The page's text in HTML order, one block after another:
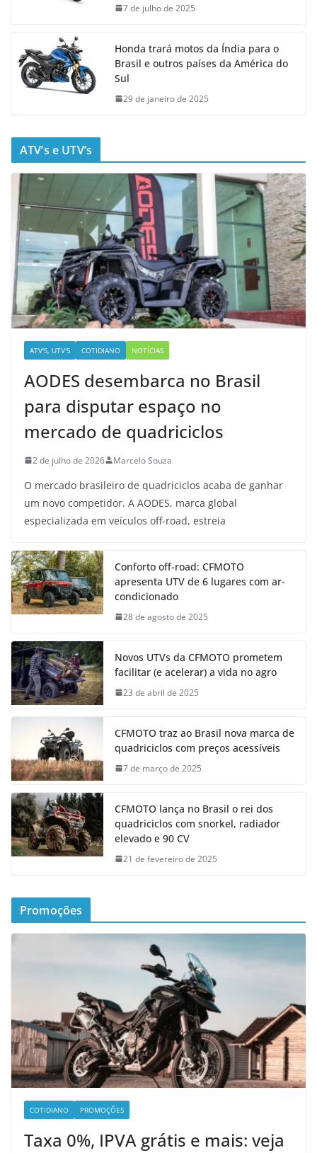
7 de julho de 2025
Honda trará motos da Índia para o
Brasil e outros países da América do
Sul
29 de janeiro de 2025
ATV’s e UTV’s
ATV'S, UTV'S COTIDIANO NOTÍCIAS
AODES desembarca no Brasil
para disputar espaço no
mercado de quadriciclos
2 de julho de 2026 Marcelo Souza
O mercado brasileiro de quadriciclos acaba de ganhar
um novo competidor. A AODES, marca global
especializada em veículos off-road, estreia
Conforto off-road: CFMOTO
apresenta UTV de 6 lugares com ar-
condicionado
28 de agosto de 2025
Novos UTVs da CFMOTO prometem
facilitar (e acelerar) a vida no agro
23 de abril de 2025
CFMOTO traz ao Brasil nova marca de
quadriciclos com preços acessíveis
7 de março de 2025
CFMOTO lança no Brasil o rei dos
quadriciclos com snorkel, radiador
elevado e 90 CV
21 de fevereiro de 2025
Promoções
COTIDIANO PROMOÇÕES
Taxa 0%, IPVA grátis e mais: veja